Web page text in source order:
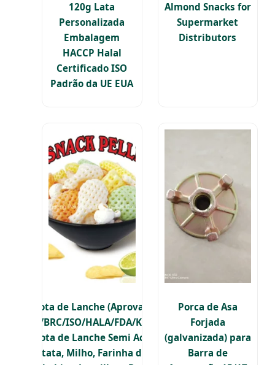
120g Lata
Personalizada
Embalagem
HACCP Halal
Certificado ISO
Padrão da UE EUA
Almond Snacks for
Supermarket
Distributors
Pelota de Lanche (Aprovação
HACCP/BRC/ISO/HALA/FDA/KOSHER)
3D Pelota de Lanche Semi Acabada
com Batata, Milho, Farinha de Trigo,
Porca de Asa
Forjada
(galvanizada) para
Barra de